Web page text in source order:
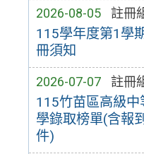
2026-08-05 註冊
115學年度第1學
冊須知
2026-07-07 註冊
115竹苗區高級中
學錄取榜單(含報
件)